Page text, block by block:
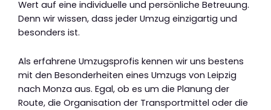
Wert auf eine individuelle und persönliche Betreuung.
Denn wir wissen, dass jeder Umzug einzigartig und
besonders ist.
Als erfahrene Umzugsprofis kennen wir uns bestens
mit den Besonderheiten eines Umzugs von Leipzig
nach Monza aus. Egal, ob es um die Planung der
Route, die Organisation der Transportmittel oder die